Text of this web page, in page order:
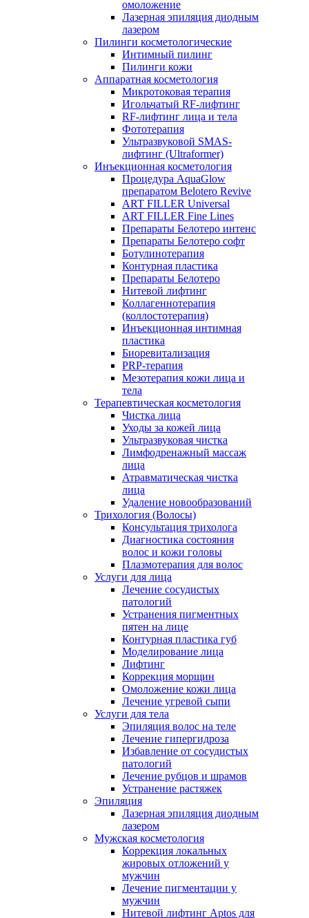
омоложение
Лазерная эпиляция диодным
лазером
Пилинги косметологические
Интимный пилинг
Пилинги кожи
Аппаратная косметология
Микротоковая терапия
Игольчатый RF-лифтинг
RF-лифтинг лица и тела
Фототерапия
Ультразвуковой SMAS-
лифтинг (Ultraformer)
Инъекционная косметология
Процедура AquaGlow
препаратом Belotero Revive
ART FILLER Universal
ART FILLER Fine Lines
Препараты Белотеро интенс
Препараты Белотеро софт
Ботулинотерапия
Контурная пластика
Препараты Белотеро
Нитевой лифтинг
Коллагеннотерапия
(коллостотерапия)
Инъекционная интимная
пластика
Биоревитализация
PRP-терапия
Мезотерапия кожи лица и
тела
Терапевтическая косметология
Чистка лица
Уходы за кожей лица
Ультразвуковая чистка
Лимфодренажный массаж
лица
Атравматическая чистка
лица
Удаление новообразований
Трихология (Волосы)
Консультация трихолога
Диагностика состояния
волос и кожи головы
Плазмотерапия для волос
Услуги для лица
Лечение сосудистых
патологий
Устранения пигментных
пятен на лице
Контурная пластика губ
Моделирование лица
Лифтинг
Коррекция морщин
Омоложение кожи лица
Лечение угревой сыпи
Услуги для тела
Эпиляция волос на теле
Лечение гипергидроза
Избавление от сосудистых
патологий
Лечение рубцов и шрамов
Устранение растяжек
Эпиляция
Лазерная эпиляция диодным
лазером
Мужская косметология
Коррекция локальных
жировых отложений у
мужчин
Лечение пигментации у
мужчин
Нитевой лифтинг Aptos для